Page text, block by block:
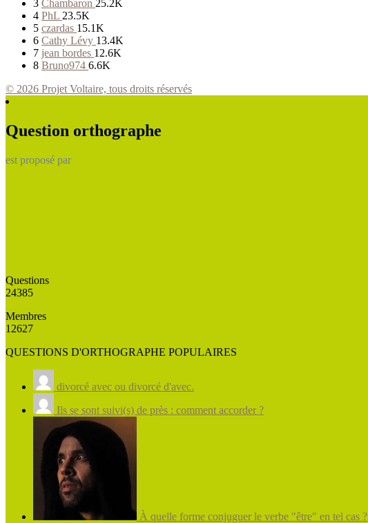
3 Chambaron 25.2K
4 PhL 23.5K
5 czardas 15.1K
6 Cathy Lévy 13.4K
7 jean bordes 12.6K
8 Bruno974 6.6K
© 2026 Projet Voltaire, tous droits réservés
Question orthographe
est proposé par
Questions
24385
Membres
12627
QUESTIONS D'ORTHOGRAPHE POPULAIRES
divorcé avec ou divorcé d'avec.
Ils se sont suivi(s) de près : comment accorder ?
À quelle forme conjuguer le verbe "être" en tel cas ?